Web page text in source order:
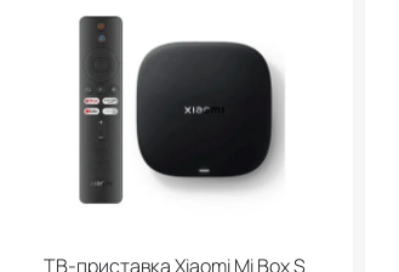
ТВ-приставка Xiaomi Mi Box S